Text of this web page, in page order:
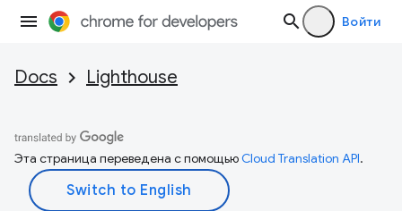
Войти
Docs Lighthouse
Эта страница переведена с помощьюCloud Translation API.